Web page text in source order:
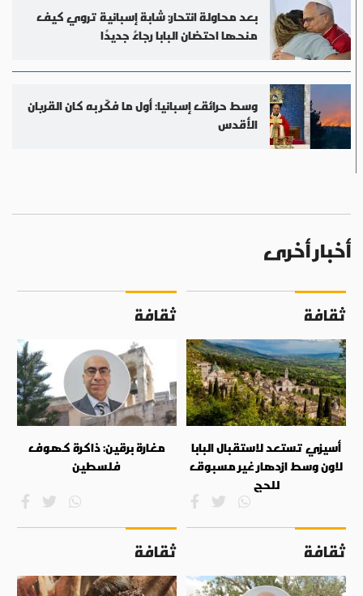
بعد محاولة انتحار: شابة إسبانية تروي كيف
منحها احتضان البابا رجاءً جديدًا
وسط حرائق إسبانيا: أول ما فكّر به كان القربان
الأقدس
أخبار أخرى
ثقافة
أسيزي تستعد لاستقبال البابا
لاون وسط ازدهار غير مسبوق
للحج
ثقافة
مغارة برقين: ذاكرة كهوف
فلسطين
ثقافة ثقافة